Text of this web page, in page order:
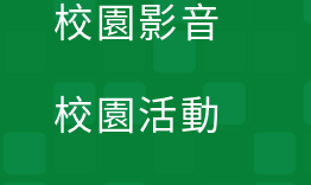
校園影音
校園活動